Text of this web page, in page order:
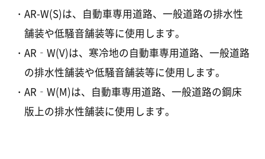
AR-W(S)は、自動車専用道路、一般道路の排水性
舗装や低騒音舗装等に使用します。
AR‐W(V)は、寒冷地の自動車専用道路、一般道路
の排水性舗装や低騒音舗装等に使用します。
AR‐W(M)は、自動車専用道路、一般道路の鋼床
版上の排水性舗装に使用します。